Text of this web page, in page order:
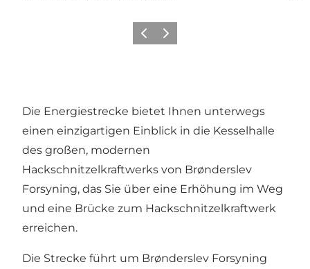
ZurückWeiter
Die Energiestrecke bietet Ihnen unterwegs
einen einzigartigen Einblick in die Kesselhalle
des großen, modernen
Hackschnitzelkraftwerks von Brønderslev
Forsyning, das Sie über eine Erhöhung im Weg
und eine Brücke zum Hackschnitzelkraftwerk
erreichen.
Die Strecke führt um Brønderslev Forsyning